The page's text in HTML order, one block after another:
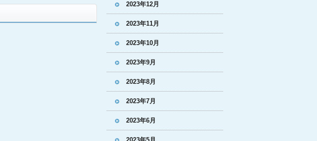
2023年12月
2023年11月
2023年10月
2023年9月
2023年8月
2023年7月
2023年6月